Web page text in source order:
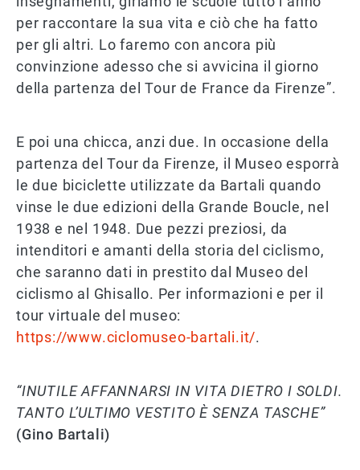
per raccontare la sua vita e ciò che ha fatto
per gli altri. Lo faremo con ancora più
convinzione adesso che si avvicina il giorno
della partenza del Tour de France da Firenze”.
E poi una chicca, anzi due. In occasione della
partenza del Tour da Firenze, il Museo esporrà
le due biciclette utilizzate da Bartali quando
vinse le due edizioni della Grande Boucle, nel
1938 e nel 1948. Due pezzi preziosi, da
intenditori e amanti della storia del ciclismo,
che saranno dati in prestito dal Museo del
ciclismo al Ghisallo. Per informazioni e per il
tour virtuale del museo:
https://www.ciclomuseo-bartali.it/.
“INUTILE AFFANNARSI IN VITA DIETRO I SOLDI.
TANTO L’ULTIMO VESTITO È SENZA TASCHE”
(Gino Bartali)